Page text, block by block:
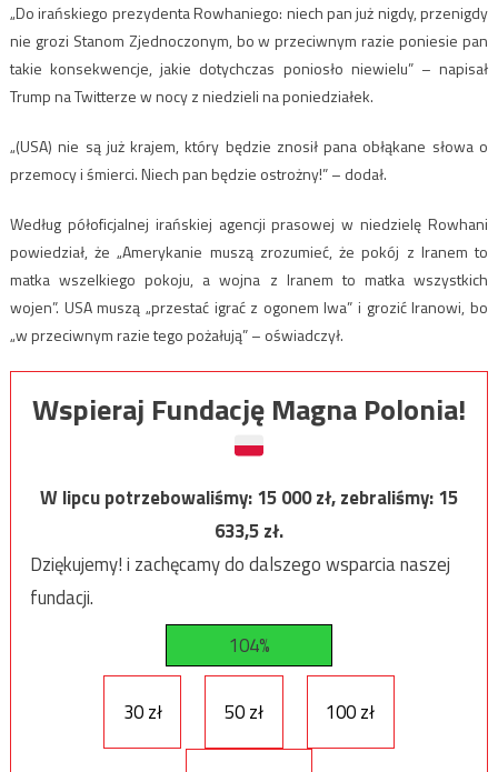
„Do irańskiego prezydenta Rowhaniego: niech pan już nigdy, przenigdy
nie grozi Stanom Zjednoczonym, bo w przeciwnym razie poniesie pan
takie konsekwencje, jakie dotychczas poniosło niewielu” – napisał
Trump na Twitterze w nocy z niedzieli na poniedziałek.
„(USA) nie są już krajem, który będzie znosił pana obłąkane słowa o
przemocy i śmierci. Niech pan będzie ostrożny!” – dodał.
Według półoficjalnej irańskiej agencji prasowej w niedzielę Rowhani
powiedział, że „Amerykanie muszą zrozumieć, że pokój z Iranem to
matka wszelkiego pokoju, a wojna z Iranem to matka wszystkich
wojen”. USA muszą „przestać igrać z ogonem lwa” i grozić Iranowi, bo
„w przeciwnym razie tego pożałują” – oświadczył.
Wspieraj Fundację Magna Polonia!
W lipcu potrzebowaliśmy:15 000zł, zebraliśmy:15
633,5zł.
Dziękujemy! i zachęcamy do dalszego wsparcia naszej
fundacji.
104%
30 zł 50 zł 100 zł